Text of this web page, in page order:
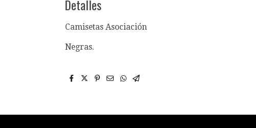
Detalles
Camisetas Asociación
Negras.